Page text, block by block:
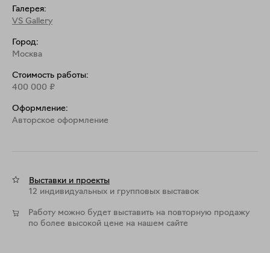
Галерея:
VS Gallery
Город:
Москва
Стоимость работы:
400 000 ₽
Оформление:
Aвторское оформление
Выставки и проекты
12 индивидуальных и групповых выставок
Работу можно будет выставить на повторную продажу
по более высокой цене на нашем сайте